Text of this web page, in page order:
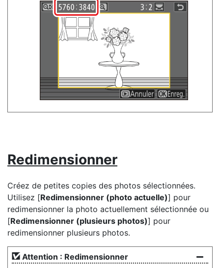
Redimensionner
Créez de petites copies des photos sélectionnées.
Utilisez [Redimensionner (photo actuelle)] pour
redimensionner la photo actuellement sélectionnée ou
[Redimensionner (plusieurs photos)] pour
redimensionner plusieurs photos.
Attention : Redimensionner